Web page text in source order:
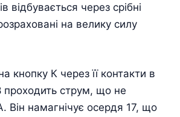
відбувається через срібні
на велику силу
кнопку К через її контакти в
проходить струм, що не
Він намагнічує осердя 17, що